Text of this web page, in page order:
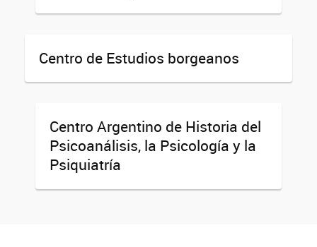
Centro de Estudios borgeanos
Centro Argentino de Historia del
Psicoanálisis, la Psicología y la
Psiquiatría